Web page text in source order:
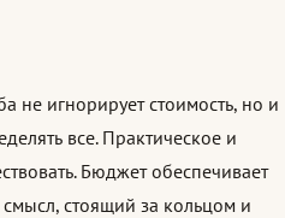
не игнорирует стоимость, но и
все. Практическое и
Бюджет обеспечивает
смысл, стоящий за кольцом и